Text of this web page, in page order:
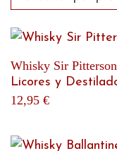
Whisky Sir
Licores y
12,95 €